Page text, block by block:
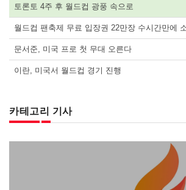
토론토 4주 후 월드컵 광풍 속으로
월드컵 팬축제 무료 입장권 22만장 수시간만에
문서준, 미국 프로 첫 무대 오른다
이란, 미국서 월드컵 경기 진행
카테고리 기사